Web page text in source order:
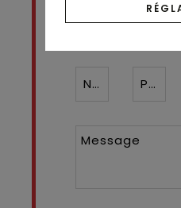
Nom* Prénom
Message